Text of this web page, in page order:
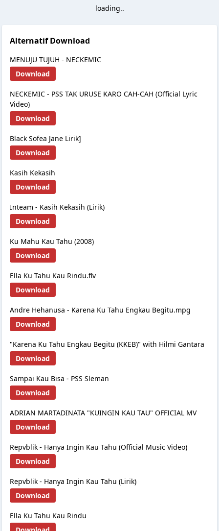
loading..
Alternatif Download
MENUJU TUJUH - NECKEMIC
Download
NECKEMIC - PSS TAK URUSE KARO CAH-CAH (Official Lyric
Video)
Download
Black Sofea Jane Lirik]
Download
Kasih Kekasih
Download
Inteam - Kasih Kekasih (Lirik)
Download
Ku Mahu Kau Tahu (2008)
Download
Ella Ku Tahu Kau Rindu.flv
Download
Andre Hehanusa - Karena Ku Tahu Engkau Begitu.mpg
Download
"Karena Ku Tahu Engkau Begitu (KKEB)" with Hilmi Gantara
Download
Sampai Kau Bisa - PSS Sleman
Download
ADRIAN MARTADINATA "KUINGIN KAU TAU" OFFICIAL MV
Download
Repvblik - Hanya Ingin Kau Tahu (Official Music Video)
Download
Repvblik - Hanya Ingin Kau Tahu (Lirik)
Download
Ella Ku Tahu Kau Rindu